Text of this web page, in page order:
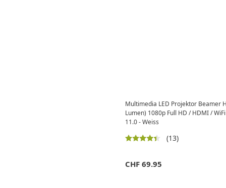
Multimedia LED Projektor Beamer
Lumen) 1080p Full HD / HDMI /
11.0 - Weiss
(13)
CHF 69.95